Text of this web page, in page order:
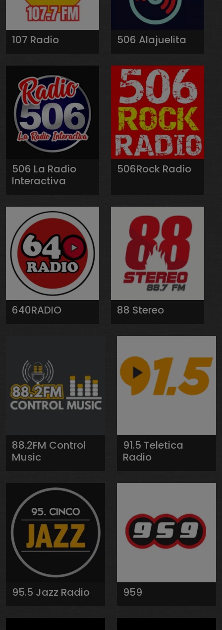
107 Radio 506 Alajuelita
506 La Radio
Interactiva
506Rock Radio
640RADIO 88 Stereo
88.2FM Control
Music
91.5 Teletica
Radio
95.5 Jazz Radio 959